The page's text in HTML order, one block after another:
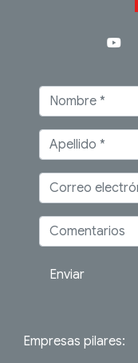
Enviar
Empresas pilares: